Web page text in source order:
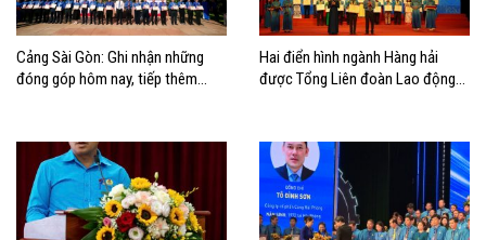
Cảng Sài Gòn: Ghi nhận những
đóng góp hôm nay, tiếp thêm
Hai điển hình ngành Hàng hải
được Tổng Liên đoàn Lao động